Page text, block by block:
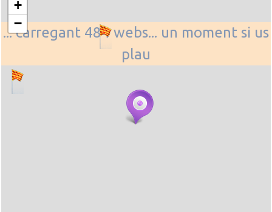
... carregant 484 webs... un moment si us
plau
+
−